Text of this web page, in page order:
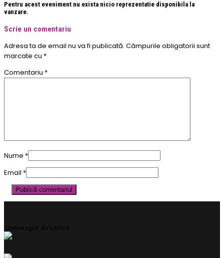
Pentru acest eveniment nu exista nicio reprezentatie disponibila la
vanzare.
Scrie un comentariu
Adresa ta de email nu va fi publicată. Câmpurile obligatorii sunt
marcate cu *
Comentariu *
Nume *
Email *
Cinematograf din rețeaua